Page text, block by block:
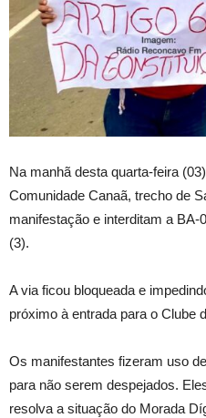
Na manhã desta quarta-feira
Comunidade Canaã, trecho de
manifestação e interditam a
(3).
A via ficou bloqueada e
próximo à entrada para o Clube
Os manifestantes fizeram uso
para não serem despejados.
resolva a situação do Morada